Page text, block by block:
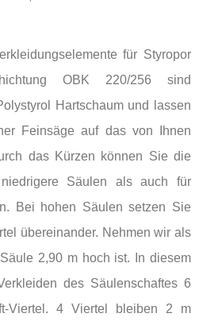
für Styropor
OBK 220/256 sind
Hartschaum und lassen
Feinsäge auf das von Ihnen
das Kürzen können Sie die
Säulen als auch für
Bei hohen Säulen setzen Sie
übereinander. Nehmen wir als
2,90 m hoch ist. In diesem
des Säulenschaftes 6
Viertel. 4 Viertel bleiben 2 m